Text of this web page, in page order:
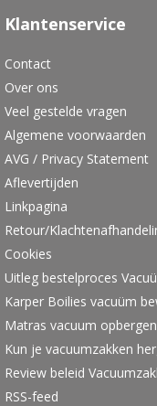
Klantenservice
Contact
Over ons
Veel gestelde vragen
Algemene voorwaarden
AVG / Privacy Statement
Aflevertijden
Linkpagina
Retour/
Cookies
Uitleg bestelproces
Karper Boilies vacuüm
Matras vacuum opbergen
Kun je vacuumzakken
Review beleid
RSS-feed